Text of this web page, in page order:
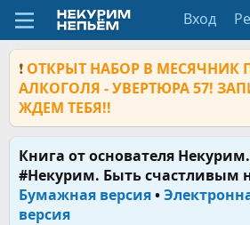
Вход
❗ ОТКРЫТ НАБОР В МЕСЯЧНИК
АЛКОГОЛЯ - УВЕРТЮРА 57!
ЖДЕМ ТЕБЯ!!
Книга от основателя
#Некурим. Быть счастливым
Бумажная версия•
версия